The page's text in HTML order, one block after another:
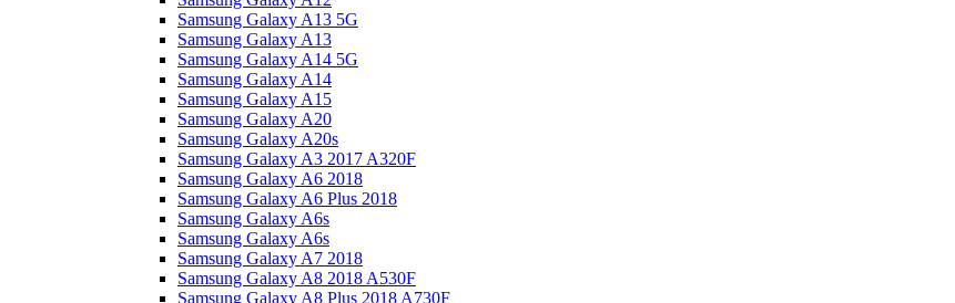
Samsung Galaxy A13 5G
Samsung Galaxy A13
Samsung Galaxy A14 5G
Samsung Galaxy A14
Samsung Galaxy A15
Samsung Galaxy A20
Samsung Galaxy A20s
Samsung Galaxy A3 2017 A320F
Samsung Galaxy A6 2018
Samsung Galaxy A6 Plus 2018
Samsung Galaxy A6s
Samsung Galaxy A6s
Samsung Galaxy A7 2018
Samsung Galaxy A8 2018 A530F
Samsung Galaxy A8 Plus 2018 A730F